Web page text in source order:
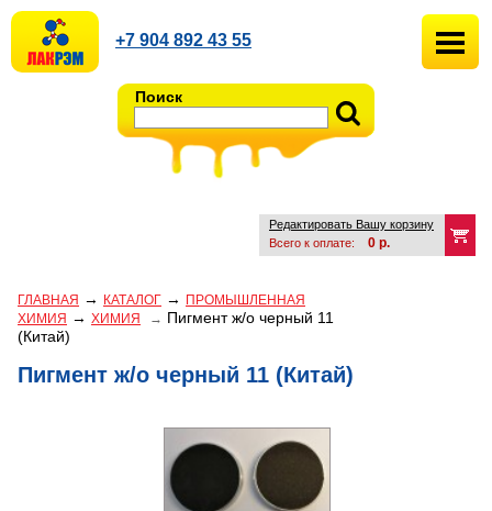
Поиск
+7 904 892 43 55
Редактировать Вашу корзину
Всего к оплате:
0 р.
ГЛАВНАЯ → КАТАЛОГ →
ПРОМЫШЛЕННАЯ
ХИМИЯ → ХИМИЯ → Пигмент ж/о черный 11
(Китай)
Пигмент ж/о черный 11 (Китай)